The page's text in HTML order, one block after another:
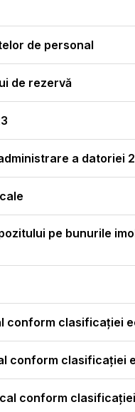
de personal
de rezervă
a datoriei
pe bunurile
conform clasificaţiei
conform clasificaţiei
conform